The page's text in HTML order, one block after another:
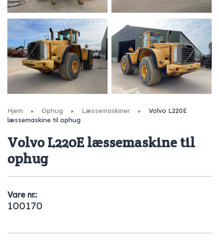
Hjem Ophug Læssemaskiner
Volvo L220E
læssemaskine til ophug
Volvo L220E læssemaskine til
ophug
Vare nr.:
100170